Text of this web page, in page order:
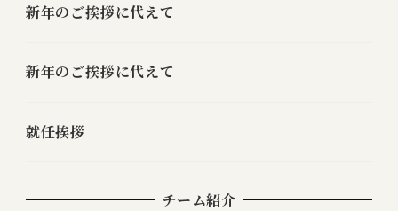
新年のご挨拶に代えて
新年のご挨拶に代えて
就任挨拶
チーム紹介